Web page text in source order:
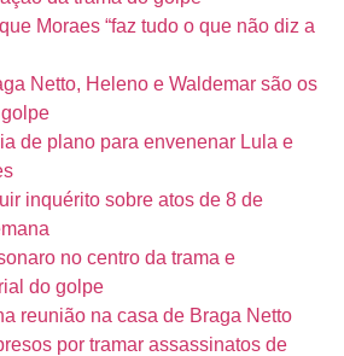
Moraes “faz tudo o que não diz a
Netto, Heleno e Waldemar são os
de plano para envenenar Lula e
inquérito sobre atos de 8 de
no centro da trama e
do golpe
reunião na casa de Braga Netto
por tramar assassinatos de